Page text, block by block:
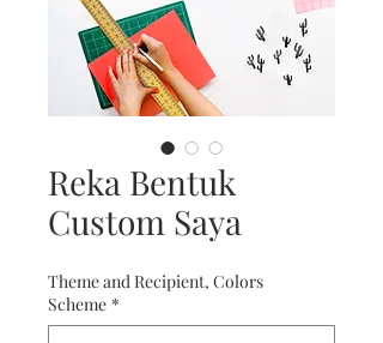
Reka Bentuk
Custom Saya
Theme and Recipient, Colors
Scheme *